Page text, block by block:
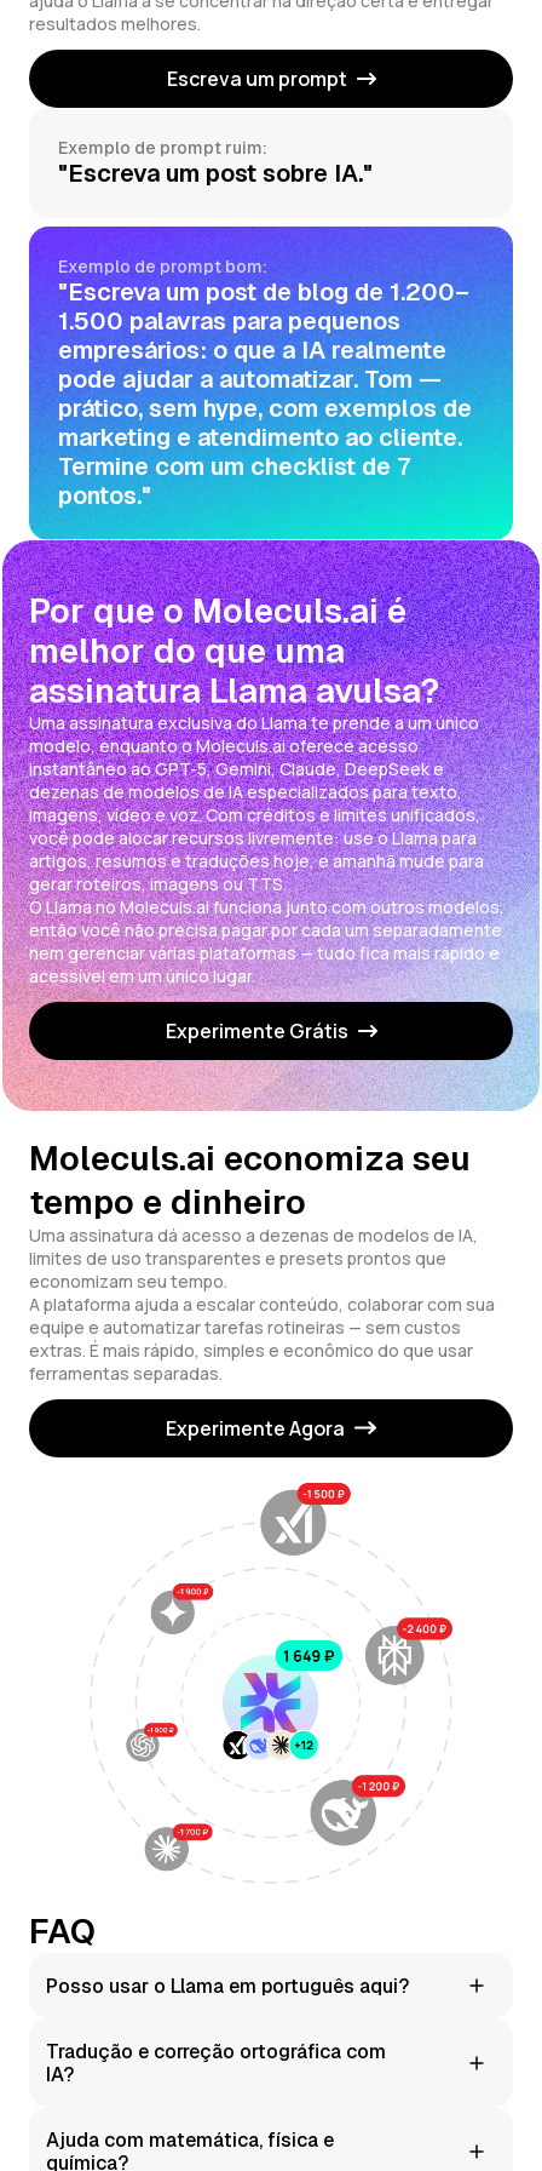
resultados melhores.
Escreva um prompt
Exemplo de prompt ruim:
"Escreva um post sobre IA."
Exemplo de prompt bom:
"Escreva um post de blog de 1.200–
1.500 palavras para pequenos
empresários: o que a IA realmente
pode ajudar a automatizar. Tom —
prático, sem hype, com exemplos de
marketing e atendimento ao cliente.
Termine com um checklist de 7
pontos."
Por que o Moleculs.ai é
melhor do que uma
assinatura Llama avulsa?
Uma assinatura exclusiva do Llama te prende a um único
modelo, enquanto o Moleculs.ai oferece acesso
instantâneo ao GPT-5, Gemini, Claude, DeepSeek e
dezenas de modelos de IA especializados para texto,
imagens, vídeo e voz. Com créditos e limites unificados,
você pode alocar recursos livremente: use o Llama para
artigos, resumos e traduções hoje, e amanhã mude para
gerar roteiros, imagens ou TTS.
O Llama no Moleculs.ai funciona junto com outros modelos,
então você não precisa pagar por cada um separadamente
nem gerenciar várias plataformas — tudo fica mais rápido e
acessível em um único lugar.
Experimente Grátis
Moleculs.ai economiza seu
tempo e dinheiro
Uma assinatura dá acesso a dezenas de modelos de IA,
limites de uso transparentes e presets prontos que
economizam seu tempo.
A plataforma ajuda a escalar conteúdo, colaborar com sua
equipe e automatizar tarefas rotineiras — sem custos
extras. É mais rápido, simples e econômico do que usar
ferramentas separadas.
Experimente Agora
FAQ
Posso usar o Llama em português aqui?
— sem configurações adicionais.
Tradução e correção ortográfica com
IA?
correção de erros.
Ajuda com matemática, física e
química?